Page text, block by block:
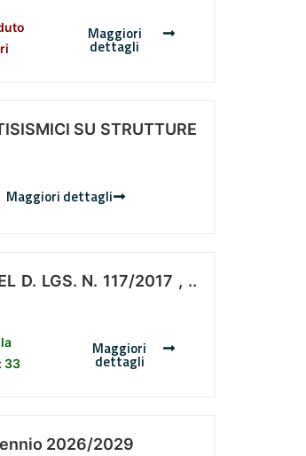
Maggiori
dettagli
SU STRUTTURE
Maggiori dettagli
D. LGS. N. 117/2017 , ..
33
Maggiori
dettagli
2026/2029